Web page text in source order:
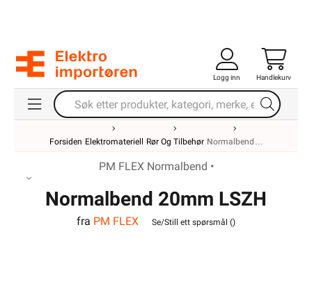
Logg inn Handlekurv
Forsiden Elektromateriell Rør Og Tilbehør Normalbend
PM FLEX Normalbend •
Normalbend 20mm LSZH
Hvit
fra PM FLEX Se/Still ett spørsmål ()